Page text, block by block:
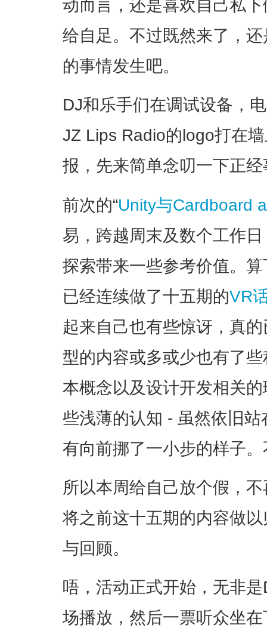
动而言，还是喜欢自己私
给自足。不过既然来了，
的事情发生吧。
DJ和乐手们在调试设备，
JZ Lips Radio的logo打在
报，先来简单念叨一下正经
前次的“Unity与Cardboard
易，跨越周末及数个工作
探索带来一些参考价值。
已经连续做了十五期的VR
起来自己也有些惊讶，真
型的内容或多或少也有了
本概念以及设计开发相关
些浅薄的认知 - 虽然依旧
有向前挪了一小步的样子
所以本周给自己放个假，
将之前这十五期的内容做
与回顾。
唔，活动正式开始，无非
场播放，然后一票听众坐